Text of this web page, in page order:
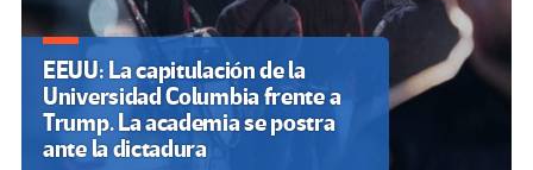
EEUU: La capitulación de la
Universidad Columbia frente a
Trump. La academia se postra
ante la dictadura